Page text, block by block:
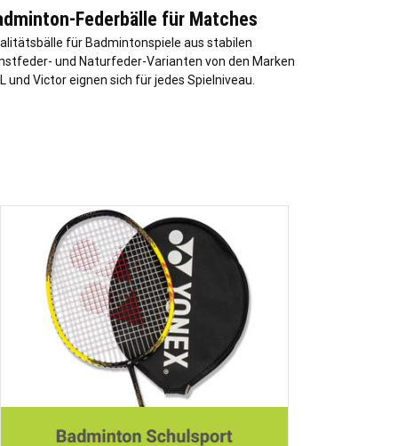
Federbälle für Matches
für Badmintonspiele aus stabilen
und Naturfeder-Varianten von den Marken
und Victor eignen sich für jedes Spielniveau.